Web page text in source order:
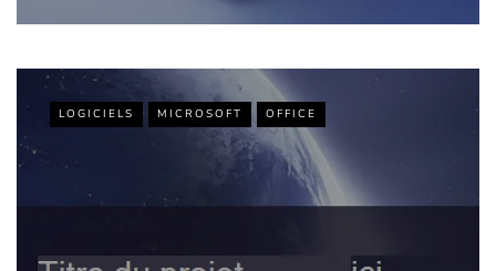
LOGICIELS MICROSOFT OFFICE